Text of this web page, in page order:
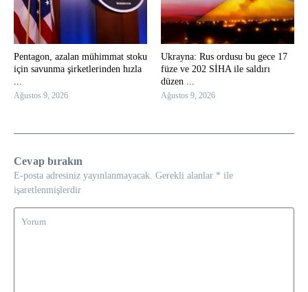
Pentagon, azalan mühimmat stoku
için savunma şirketlerinden hızla
Ağustos 9, 2026
Ukrayna: Rus ordusu bu gece 17
füze ve 202 SİHA ile saldırı
düzen ...
Ağustos 9, 2026
Cevap bırakın
E-posta adresiniz yayınlanmayacak. Gerekli alanlar * ile
işaretlenmişlerdir